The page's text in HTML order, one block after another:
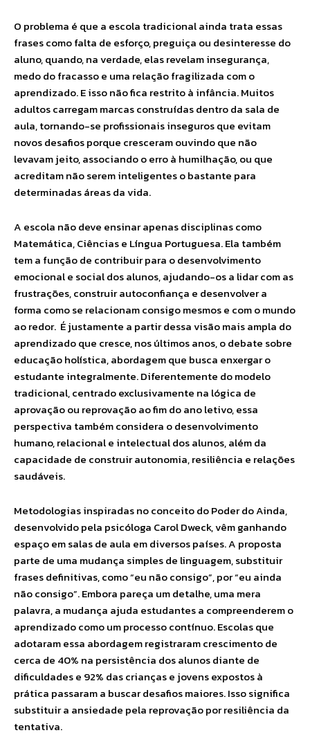
O problema é que a escola tradicional ainda trata essas
frases como falta de esforço, preguiça ou desinteresse do
aluno, quando, na verdade, elas revelam insegurança,
medo do fracasso e uma relação fragilizada com o
aprendizado. E isso não fica restrito à infância. Muitos
adultos carregam marcas construídas dentro da sala de
aula, tornando-se profissionais inseguros que evitam
novos desafios porque cresceram ouvindo que não
levavam jeito, associando o erro à humilhação, ou que
acreditam não serem inteligentes o bastante para
determinadas áreas da vida.
A escola não deve ensinar apenas disciplinas como
Matemática, Ciências e Língua Portuguesa. Ela também
tem a função de contribuir para o desenvolvimento
emocional e social dos alunos, ajudando-os a lidar com as
frustrações, construir autoconfiança e desenvolver a
forma como se relacionam consigo mesmos e com o mundo
ao redor. É justamente a partir dessa visão mais ampla do
aprendizado que cresce, nos últimos anos, o debate sobre
educação holística, abordagem que busca enxergar o
estudante integralmente. Diferentemente do modelo
tradicional, centrado exclusivamente na lógica de
aprovação ou reprovação ao fim do ano letivo, essa
perspectiva também considera o desenvolvimento
humano, relacional e intelectual dos alunos, além da
capacidade de construir autonomia, resiliência e relações
saudáveis.
Metodologias inspiradas no conceito do Poder do Ainda,
desenvolvido pela psicóloga Carol Dweck, vêm ganhando
espaço em salas de aula em diversos países. A proposta
parte de uma mudança simples de linguagem, substituir
frases definitivas, como “eu não consigo”, por “eu ainda
não consigo”. Embora pareça um detalhe, uma mera
palavra, a mudança ajuda estudantes a compreenderem o
aprendizado como um processo contínuo. Escolas que
adotaram essa abordagem registraram crescimento de
cerca de 40% na persistência dos alunos diante de
dificuldades e 92% das crianças e jovens expostos à
prática passaram a buscar desafios maiores. Isso significa
substituir a ansiedade pela reprovação por resiliência da
tentativa.